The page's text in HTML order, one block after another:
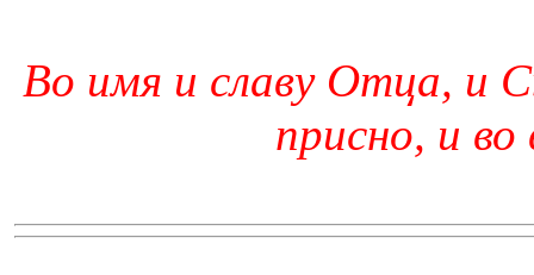
Во имя и славу Отца, и
присно, и во